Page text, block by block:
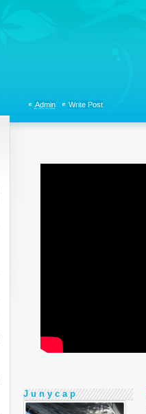
Admin Write Post
J u n y c a p